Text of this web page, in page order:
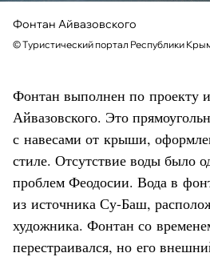
Фонтан Айвазовского
©Туристический портал Республики
Фонтан выполнен по проекту
Айвазовского. Это
с навесами от крыши,
стиле. Отсутствие воды было
проблем Феодосии. Вода в
из источника Су-Баш,
художника. Фонтан со
перестраивался, но его